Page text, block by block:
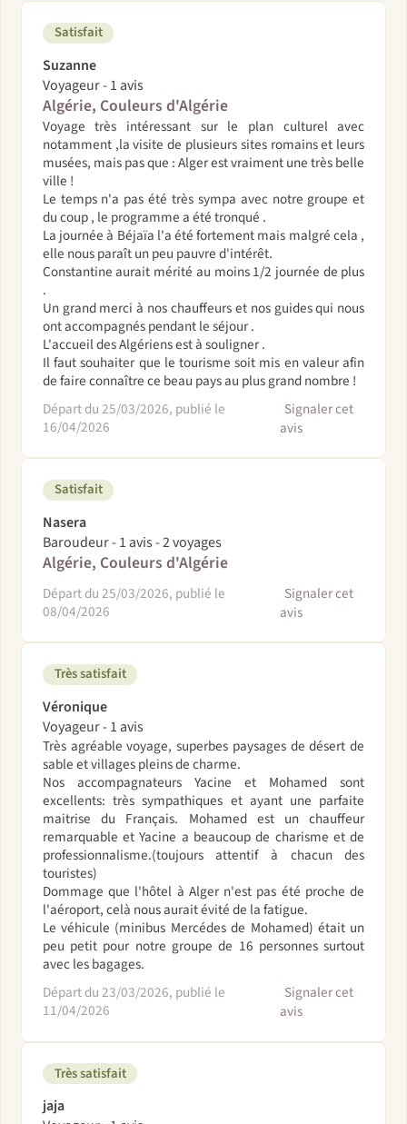
Satisfait
Suzanne
Voyageur - 1 avis
Algérie, Couleurs d'Algérie
Voyage très intéressant sur le plan culturel avec
notamment ,la visite de plusieurs sites romains et leurs
musées, mais pas que : Alger est vraiment une très belle
ville !
Le temps n'a pas été très sympa avec notre groupe et
du coup , le programme a été tronqué .
La journée à Béjaïa l'a été fortement mais malgré cela ,
elle nous paraît un peu pauvre d'intérêt.
Constantine aurait mérité au moins 1/2 journée de plus
.
Un grand merci à nos chauffeurs et nos guides qui nous
ont accompagnés pendant le séjour .
L'accueil des Algériens est à souligner .
Il faut souhaiter que le tourisme soit mis en valeur afin
de faire connaître ce beau pays au plus grand nombre !
Départ du 25/03/2026, publié le
16/04/2026
Signaler cet
avis
Satisfait
Nasera
Baroudeur - 1 avis - 2 voyages
Algérie, Couleurs d'Algérie
Départ du 25/03/2026, publié le
08/04/2026
Signaler cet
avis
Très satisfait
Véronique
Voyageur - 1 avis
Très agréable voyage, superbes paysages de désert de
sable et villages pleins de charme.
Nos accompagnateurs Yacine et Mohamed sont
excellents: très sympathiques et ayant une parfaite
maitrise du Français. Mohamed est un chauffeur
remarquable et Yacine a beaucoup de charisme et de
professionnalisme.(toujours attentif à chacun des
touristes)
Dommage que l'hôtel à Alger n'est pas été proche de
l'aéroport, celà nous aurait évité de la fatigue.
Le véhicule (minibus Mercédes de Mohamed) était un
peu petit pour notre groupe de 16 personnes surtout
avec les bagages.
Départ du 23/03/2026, publié le
11/04/2026
Signaler cet
avis
Très satisfait
jaja